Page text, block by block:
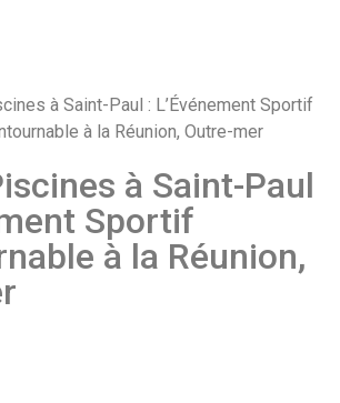
à Saint-Paul : L’Événement Sportif
à la Réunion, Outre-mer
à Saint-Paul
Sportif
à la Réunion,